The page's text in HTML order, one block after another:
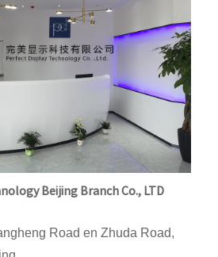
Beijing Branch Co., LTD
Road en Zhuda Road,